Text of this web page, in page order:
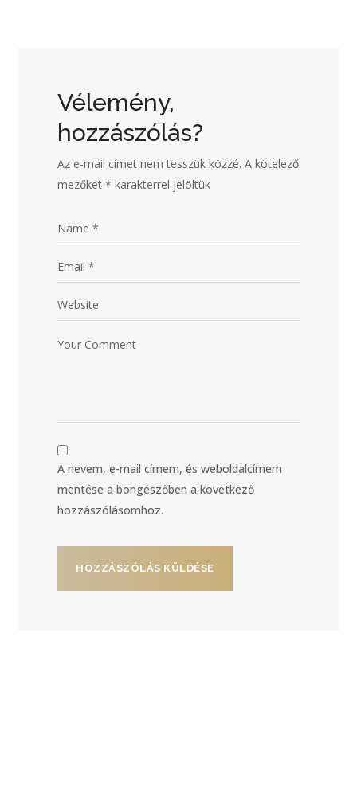
Vélemény,
hozzászólás?
Az e-mail címet nem tesszük közzé. A kötelező
mezőket* karakterrel jelöltük
A nevem, e-mail címem, és weboldalcímem
mentése a böngészőben a következő
hozzászólásomhoz.